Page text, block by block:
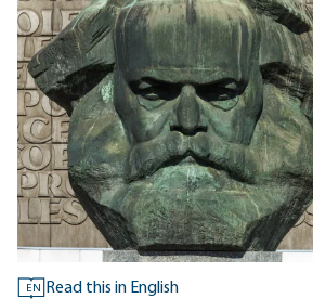
EN Read this in English